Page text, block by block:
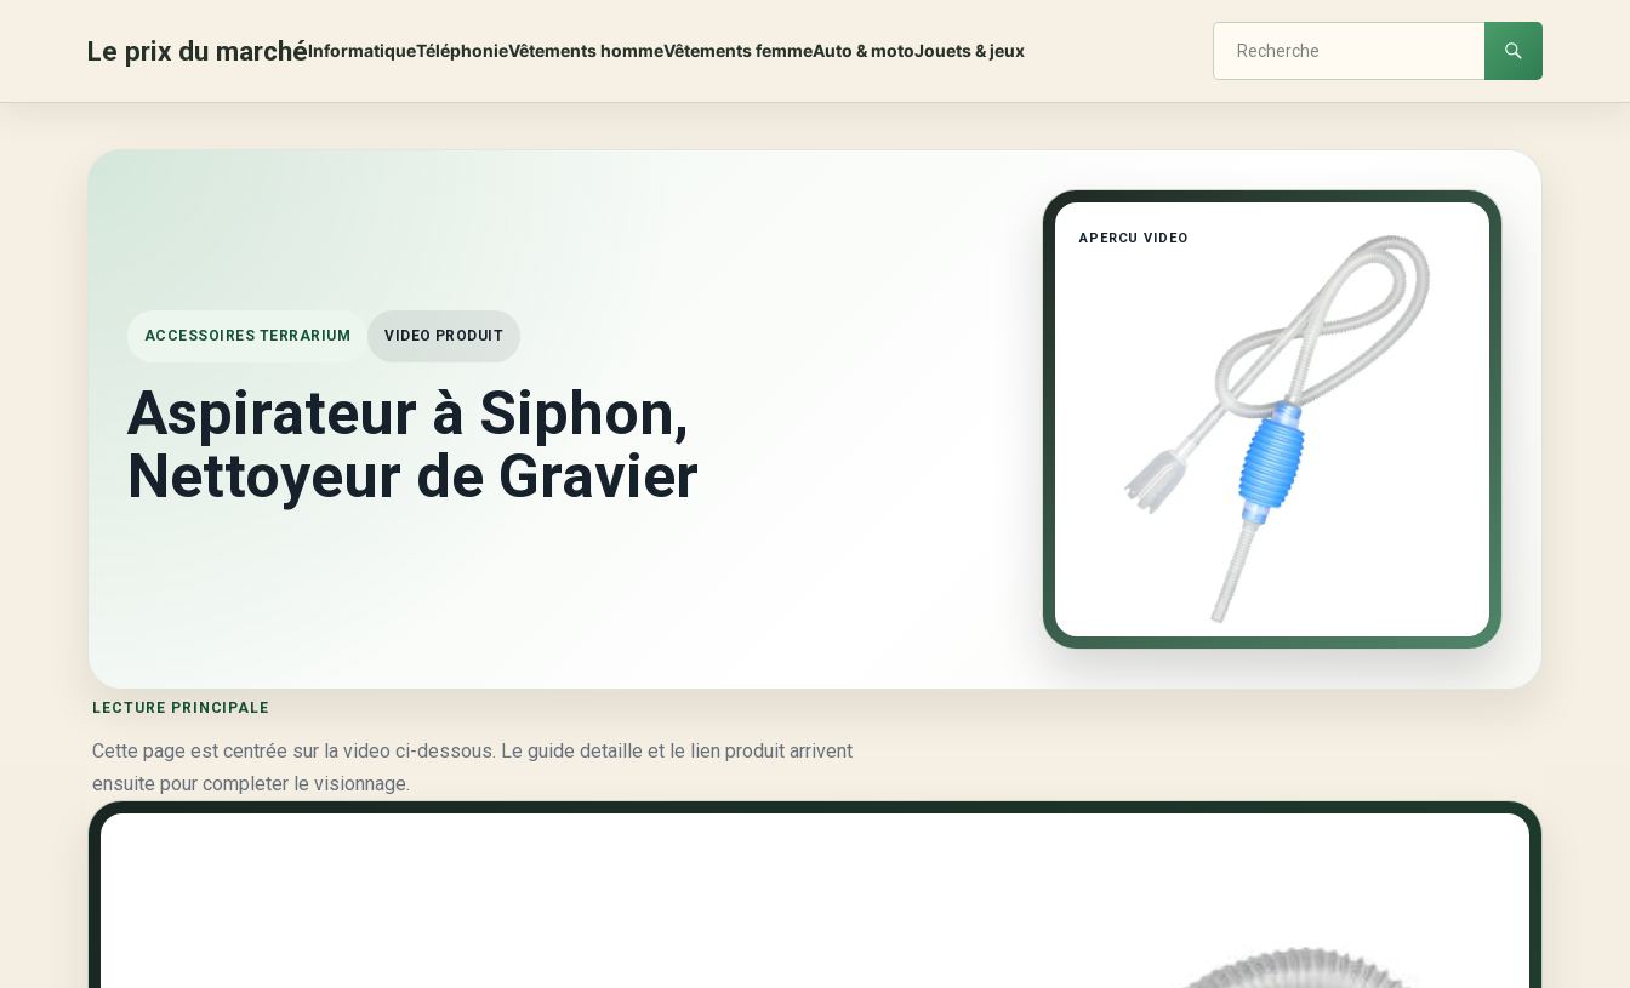
Le prix du marchéInformatiqueTéléphonieVêtements hommeVêtements femmeAuto & motoJouets & jeux
ACCESSOIRES TERRARIUM VIDEO PRODUIT
Aspirateur à Siphon,
Nettoyeur de Gravier
APERCU VIDEO
LECTURE PRINCIPALE
Cette page est centrée sur la video ci-dessous. Le guide detaille et le lien produit arrivent
ensuite pour completer le visionnage.